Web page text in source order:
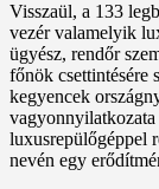
Visszaül, a 133
vezér valamelyik
ügyész, rendőr
főnök csettintésére
kegyencek
luxusrepülőgéppel
nevén egy